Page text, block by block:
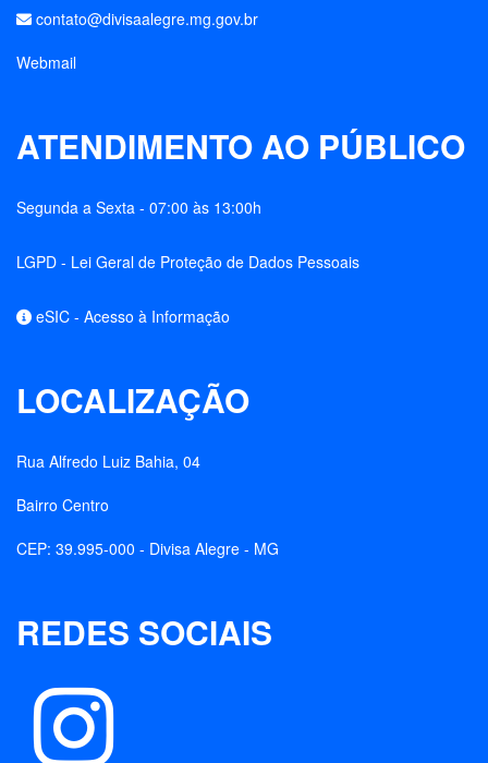
contato@divisaalegre.mg.gov.br
Webmail
ATENDIMENTO AO PÚBLICO
Segunda a Sexta - 07:00 às 13:00h
LGPD - Lei Geral de Proteção de Dados Pessoais
eSIC - Acesso à Informação
LOCALIZAÇÃO
Rua Alfredo Luiz Bahia, 04
Bairro Centro
CEP: 39.995-000 - Divisa Alegre - MG
REDES SOCIAIS